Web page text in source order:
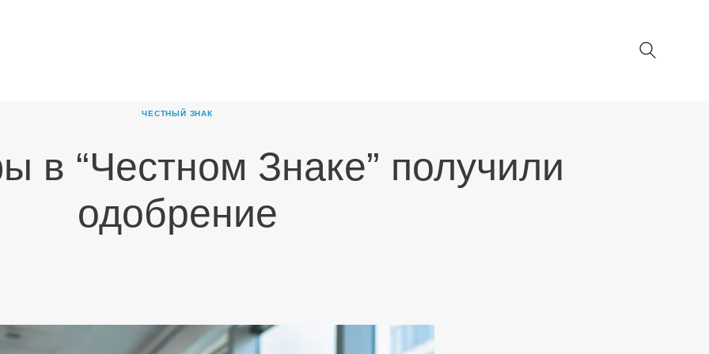
ЧЕСТНЫЙ ЗНАК
в “Честном Знаке” получили
одобрение
НОВОСТИ
КАРЬЕРА
ПАРТНЕРЫ